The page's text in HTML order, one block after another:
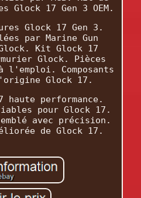
Glock 17 Gen 3 OEM.
Glock 17 Gen 3.
par Marine Gun
Kit Glock 17
Glock. Pièces
l'emploi. Composants
Glock 17.
haute performance.
pour Glock 17.
avec précision.
de Glock 17.